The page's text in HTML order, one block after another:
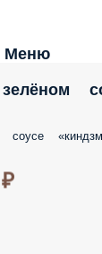
Меню